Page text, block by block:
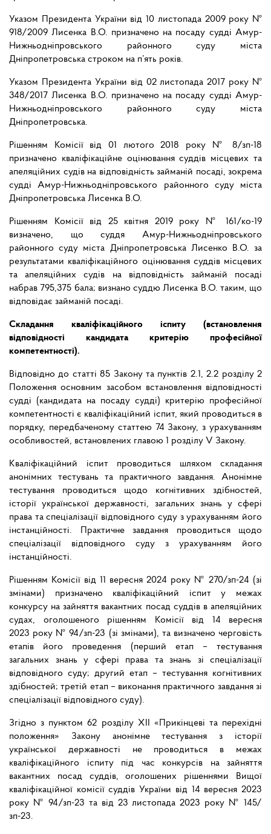
Указом Президента України від 10 листопада 2009 року №
918/2009 Лисенка В.О. призначено на посаду судді Амур-
Нижньодніпровського районного суду міста
Дніпропетровська строком на п’ять років.
Указом Президента України від 02 листопада 2017 року №
348/2017 Лисенка В.О. призначено на посаду судді Амур-
Нижньодніпровського районного суду міста
Дніпропетровська.
Рішенням Комісії від 01 лютого 2018 року № 8/зп-18
призначено кваліфікаційне оцінювання суддів місцевих та
апеляційних судів на відповідність займаній посаді, зокрема
судді Амур-Нижньодніпровського районного суду міста
Дніпропетровська Лисенка В.О.
Рішенням Комісії від 25 квітня 2019 року № 161/ко-19
визначено, що суддя Амур-Нижньодніпровського
районного суду міста Дніпропетровська Лисенко В.О. за
результатами кваліфікаційного оцінювання суддів місцевих
та апеляційних судів на відповідність займаній посаді
набрав 795,375 бала; визнано суддю Лисенка В.О. таким, що
відповідає займаній посаді.
Складання кваліфікаційного іспиту (встановлення
відповідності кандидата критерію професійної
компетентності).
Відповідно до статті 85 Закону та пунктів 2.1, 2.2 розділу 2
Положення основним засобом встановлення відповідності
судді (кандидата на посаду судді) критерію професійної
компетентності є кваліфікаційний іспит, який проводиться в
порядку, передбаченому статтею 74 Закону, з урахуванням
особливостей, встановлених главою 1 розділу V Закону.
Кваліфікаційний іспит проводиться шляхом складання
анонімних тестувань та практичного завдання. Анонімне
тестування проводиться щодо когнітивних здібностей,
історії української державності, загальних знань у сфері
права та спеціалізації відповідного суду з урахуванням його
інстанційності. Практичне завдання проводиться щодо
спеціалізації відповідного суду з урахуванням його
інстанційності.
Рішенням Комісії від 11 вересня 2024 року № 270/зп-24 (зі
змінами) призначено кваліфікаційний іспит у межах
конкурсу на зайняття вакантних посад суддів в апеляційних
судах, оголошеного рішенням Комісії від 14 вересня
2023 року № 94/зп-23 (зі змінами), та визначено черговість
етапів його проведення (перший етап – тестування
загальних знань у сфері права та знань зі спеціалізації
відповідного суду; другий етап – тестування когнітивних
здібностей; третій етап – виконання практичного завдання зі
спеціалізації відповідного суду).
Згідно з пунктом 62 розділу ХІІ «Прикінцеві та перехідні
положення» Закону анонімне тестування з історії
української державності не проводиться в межах
кваліфікаційного іспиту під час конкурсів на зайняття
вакантних посад суддів, оголошених рішеннями Вищої
кваліфікаційної комісії суддів України від 14 вересня 2023
року № 94/зп-23 та від 23 листопада 2023 року № 145/
зп-23.